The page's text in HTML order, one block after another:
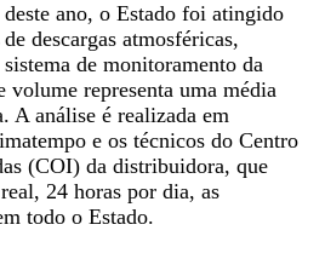
deste ano, o Estado foi atingido
descargas atmosféricas,
de monitoramento da
volume representa uma média
A análise é realizada em
e os técnicos do Centro
(COI) da distribuidora, que
24 horas por dia, as
todo o Estado.